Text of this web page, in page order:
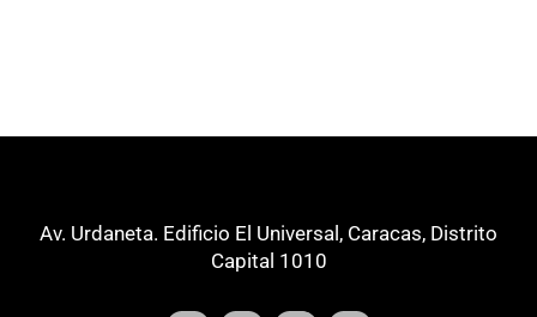
Av. Urdaneta. Edificio El Universal, Caracas, Distrito
Capital 1010